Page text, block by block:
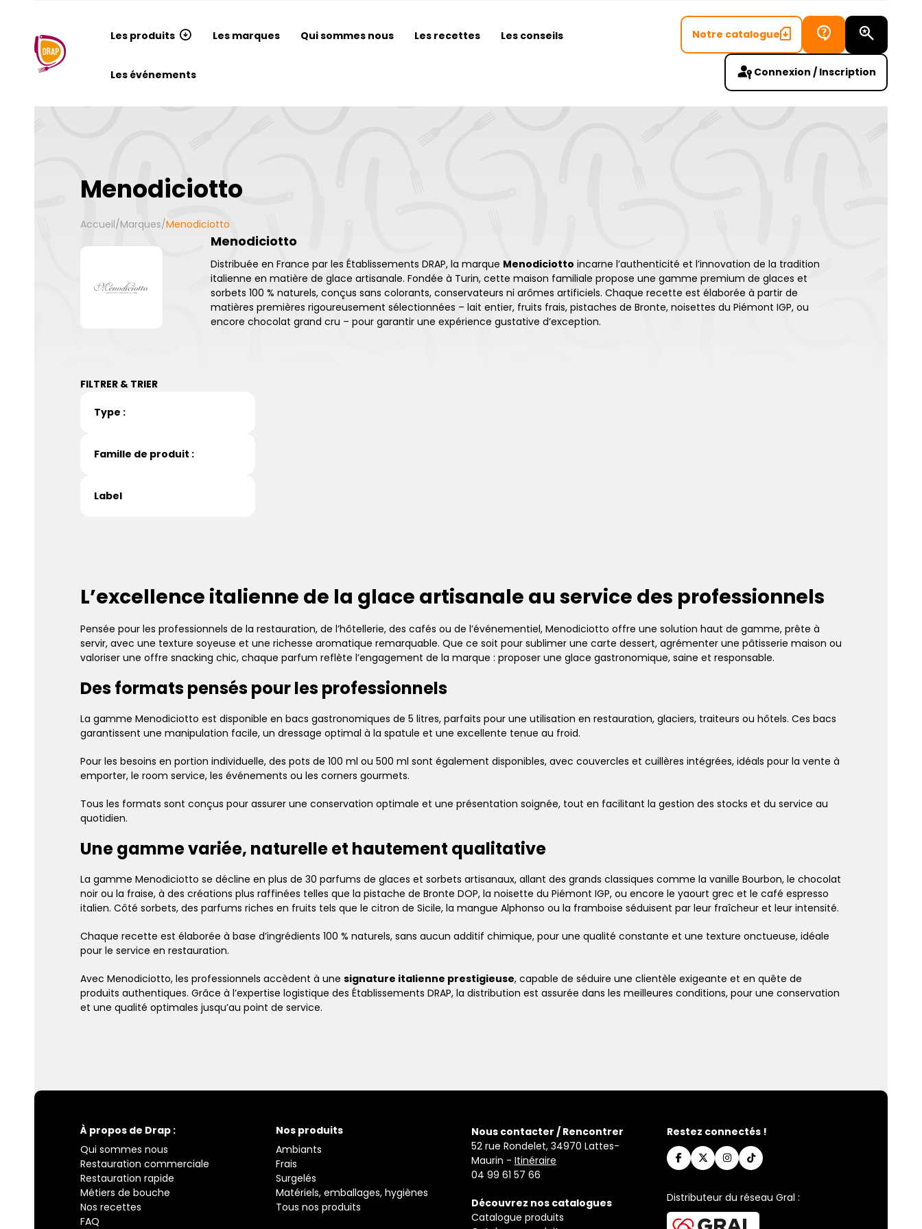
Les produits Les marques Qui sommes nous Les recettes Les conseils
Les événements
Notre catalogue
Connexion / Inscription
Menodiciotto
Accueil/Marques/Menodiciotto
Menodiciotto
Distribuée en France par les Établissements DRAP, la marque Menodiciotto incarne l’authenticité et l’innovation de la tradition
italienne en matière de glace artisanale. Fondée à Turin, cette maison familiale propose une gamme premium de glaces et
sorbets 100 % naturels, conçus sans colorants, conservateurs ni arômes artificiels. Chaque recette est élaborée à partir de
matières premières rigoureusement sélectionnées – lait entier, fruits frais, pistaches de Bronte, noisettes du Piémont IGP, ou
encore chocolat grand cru – pour garantir une expérience gustative d’exception.
FILTRER & TRIER
Type :
Famille de produit :
Label
L’excellence italienne de la glace artisanale au service des professionnels
Pensée pour les professionnels de la restauration, de l’hôtellerie, des cafés ou de l’événementiel, Menodiciotto offre une solution haut de gamme, prête à
servir, avec une texture soyeuse et une richesse aromatique remarquable. Que ce soit pour sublimer une carte dessert, agrémenter une pâtisserie maison ou
valoriser une offre snacking chic, chaque parfum reflète l’engagement de la marque : proposer une glace gastronomique, saine et responsable.
Des formats pensés pour les professionnels
La gamme Menodiciotto est disponible en bacs gastronomiques de 5 litres, parfaits pour une utilisation en restauration, glaciers, traiteurs ou hôtels. Ces bacs
garantissent une manipulation facile, un dressage optimal à la spatule et une excellente tenue au froid.
Pour les besoins en portion individuelle, des pots de 100 ml ou 500 ml sont également disponibles, avec couvercles et cuillères intégrées, idéals pour la vente à
emporter, le room service, les événements ou les corners gourmets.
Tous les formats sont conçus pour assurer une conservation optimale et une présentation soignée, tout en facilitant la gestion des stocks et du service au
quotidien.
Une gamme variée, naturelle et hautement qualitative
La gamme Menodiciotto se décline en plus de 30 parfums de glaces et sorbets artisanaux, allant des grands classiques comme la vanille Bourbon, le chocolat
noir ou la fraise, à des créations plus raffinées telles que la pistache de Bronte DOP, la noisette du Piémont IGP, ou encore le yaourt grec et le café espresso
italien. Côté sorbets, des parfums riches en fruits tels que le citron de Sicile, la mangue Alphonso ou la framboise séduisent par leur fraîcheur et leur intensité.
Chaque recette est élaborée à base d’ingrédients 100 % naturels, sans aucun additif chimique, pour une qualité constante et une texture onctueuse, idéale
pour le service en restauration.
Avec Menodiciotto, les professionnels accèdent à une signature italienne prestigieuse, capable de séduire une clientèle exigeante et en quête de
produits authentiques. Grâce à l’expertise logistique des Établissements DRAP, la distribution est assurée dans les meilleures conditions, pour une conservation
et une qualité optimales jusqu’au point de service.
À propos de Drap :
Qui sommes nous
Restauration commerciale
Restauration rapide
Métiers de bouche
Nos recettes
FAQ
Nos produits
Ambiants
Frais
Surgelés
Matériels, emballages, hygiènes
Tous nos produits
Nous contacter / Rencontrer
52 rue Rondelet, 34970 Lattes-
Maurin - Itinéraire
04 99 61 57 66
Découvrez nos catalogues
Catalogue produits
Restez connectés !
Distributeur du réseau Gral :